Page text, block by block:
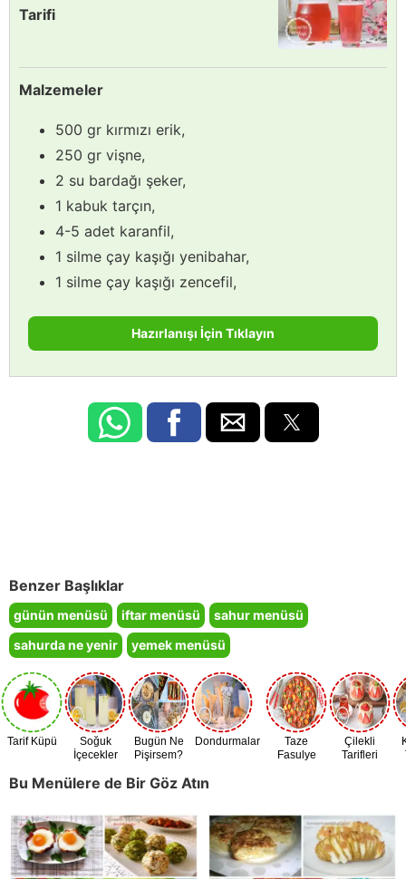
Tarifi
Malzemeler
500 gr kırmızı erik,
250 gr vişne,
2 su bardağı şeker,
1 kabuk tarçın,
4-5 adet karanfil,
1 silme çay kaşığı yenibahar,
1 silme çay kaşığı zencefil,
Hazırlanışı İçin Tıklayın
Benzer Başlıklar
günün menüsü iftar menüsü
sahur menüsü
sahurda ne yenir
yemek menüsü
Tarif Küpü
Soğuk
İçecekler
Bugün Ne
Pişirsem?
Dondurmalar
Taze
Fasulye
Çilekli
Tarifleri
Bu Menülere de Bir Göz Atın